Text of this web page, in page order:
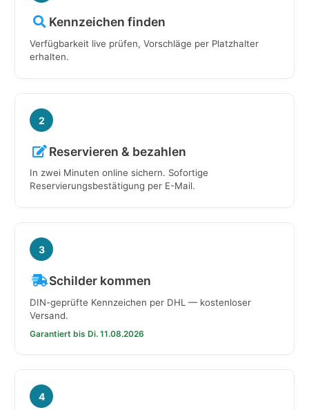
Kennzeichen finden
Verfügbarkeit live prüfen, Vorschläge per Platzhalter
erhalten.
2
Reservieren & bezahlen
In zwei Minuten online sichern. Sofortige
Reservierungsbestätigung per E-Mail.
3
Schilder kommen
DIN-geprüfte Kennzeichen per DHL — kostenloser
Versand.
Garantiert bis Di. 11.08.2026
4